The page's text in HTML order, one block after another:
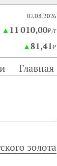
07.08.2026
▲ 11 010,00₽/г
▲81,41₽
Главная
золота